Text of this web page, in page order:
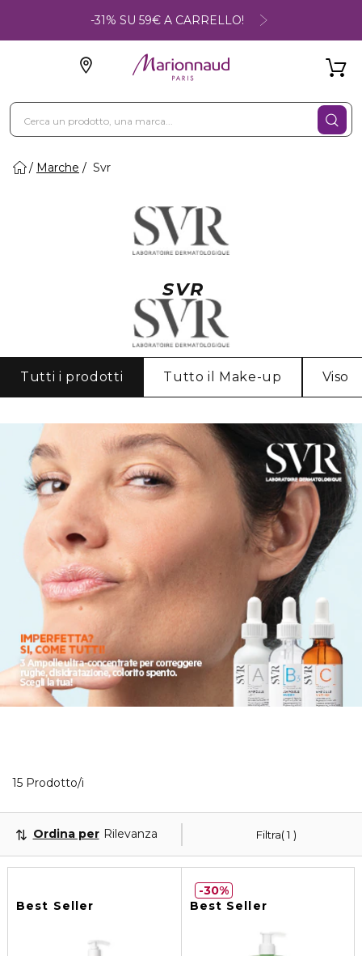
-31% SU 59€ A CARRELLO!
Marche Svr
SVR
Tutti i prodotti Tutto il Make-up Viso
15 Prodotto/i
Filtra 1
Ordina per Rilevanza
Best Seller Best Seller
30%